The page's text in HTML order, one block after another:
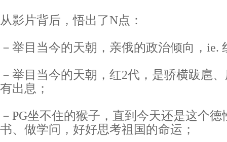
从影片背后，悟出了N点：
－举目当今的天朝，亲俄的政治倾向，ie.
－举目当今的天朝，红2代，是骄横跋扈
有出息；
－PG坐不住的猴子，直到今天还是这个
书、做学问，好好思考祖国的命运；